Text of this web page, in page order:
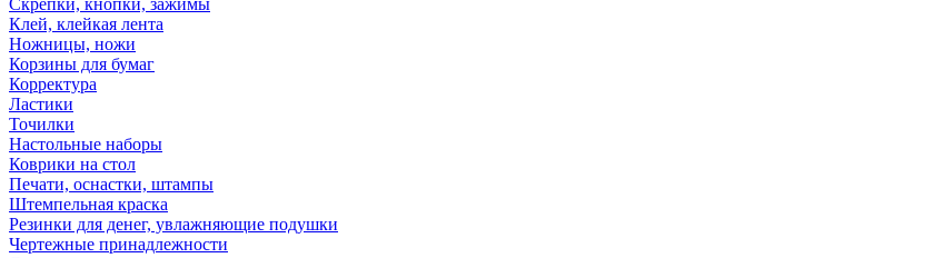
Скрепки, кнопки, зажимы
Клей, клейкая лента
Ножницы, ножи
Корзины для бумаг
Корректура
Ластики
Точилки
Настольные наборы
Коврики на стол
Печати, оснастки, штампы
Штемпельная краска
Резинки для денег, увлажняющие подушки
Чертежные принадлежности